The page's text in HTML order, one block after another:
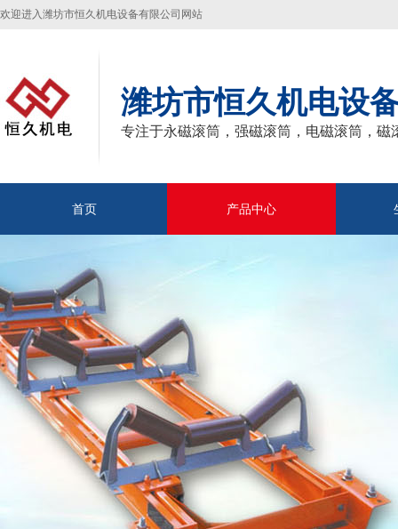
欢迎进入潍坊市恒久机电设备有限公司网站
潍坊市恒久机电设
专注于永磁滚筒，强磁滚筒，电磁滚筒，磁
首页 产品中心